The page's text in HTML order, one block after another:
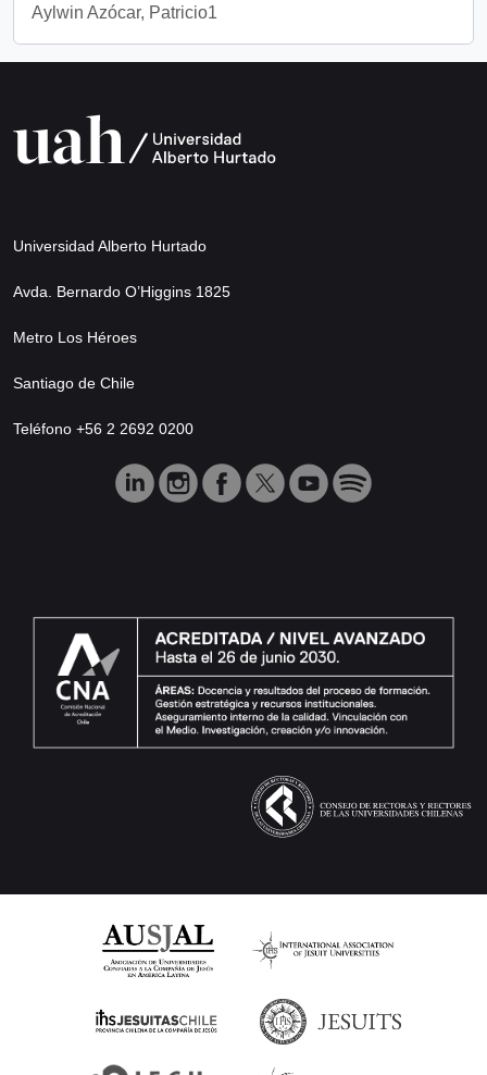
Aylwin Azócar, Patricio1
Universidad Alberto Hurtado
Avda. Bernardo O’Higgins 1825
Metro Los Héroes
Santiago de Chile
Teléfono +56 2 2692 0200